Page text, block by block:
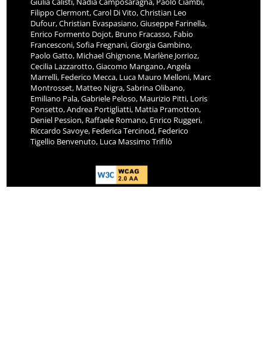
Filippo Clermont, Carol Di Vito, Christian Leo
Dufour, Christian Evaspasiano, Giuseppe Farinella,
Enrico Formento Dojot, Bruno Fracasso, Fabio
Francesconi, Sofia Fregnani, Giorgia Gambino,
Paolo Gatto, Michael Ghignone, Marlène Jorrioz,
Cecilia Lazzarotto, Giacomo Mangano, Angela
Marrelli, Federico Mecca, Luca Mauro Melloni, Marc
Montrosset, Matteo Nigra, Sabrina Olibano,
Emiliano Pala, Gabriele Peloso, Maurizio Pitti, Loris
Ponsetto, Andrea Portigliatti, Mattia Pramotton,
Deniel Pession, Raffaele Romano, Enrico Ruggeri,
Riccardo Savoye, Federica Tercinod, Federico
Tigellio Benvenuto, Luca Massimo Trifilò